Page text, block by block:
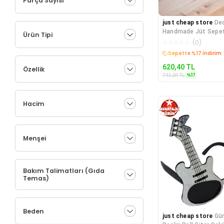
Ürün Tipi
Özellik
Hacim
Menşei
Bakım Talimatları (Gıda
Temas)
Beden
just cheap store
Handmade Jüt
Takım Lila Kapaklı
(0)
Kargo Bedava
620,40 TL
743,04TL %17
just cheap store